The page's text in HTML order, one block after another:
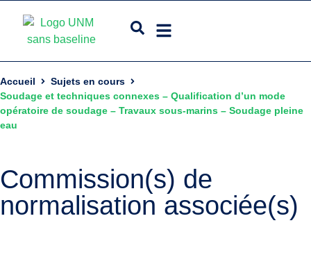
Accueil
Sujets en cours
Soudage et techniques connexes – Qualification d’un mode
opératoire de soudage – Travaux sous-marins – Soudage pleine
eau
Commission(s) de
normalisation associée(s)